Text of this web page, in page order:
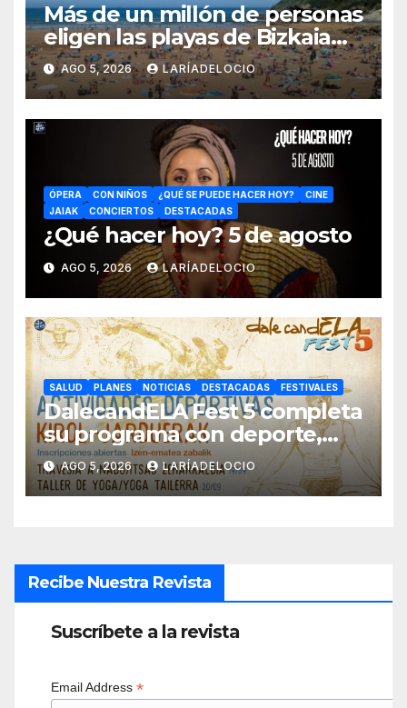
Más de un millón de personas
eligen las playas de Bizkaia
en la primera mitad de la
temporada
AGO 5, 2026 LARÍADELOCIO
ÓPERA CON NIÑOS ¿QUÉ SE PUEDE HACER HOY?
CINE
JAIAK
CONCIERTOS DESTACADAS
¿Qué hacer hoy? 5 de agosto
AGO 5, 2026 LARÍADELOCIO
SALUD PLANES NOTICIAS DESTACADAS FESTIVALES
DalecandELA Fest 5 completa
su programa con deporte,
medioambiente y tecnología
inclusiva
AGO 5, 2026 LARÍADELOCIO
Recibe Nuestra Revista
Suscríbete a la revista
Email Address *